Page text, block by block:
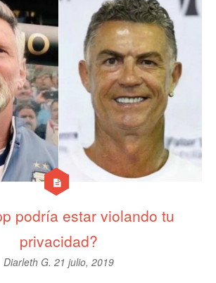
podría estar violando tu
privacidad?
Diarleth G. 21 julio, 2019